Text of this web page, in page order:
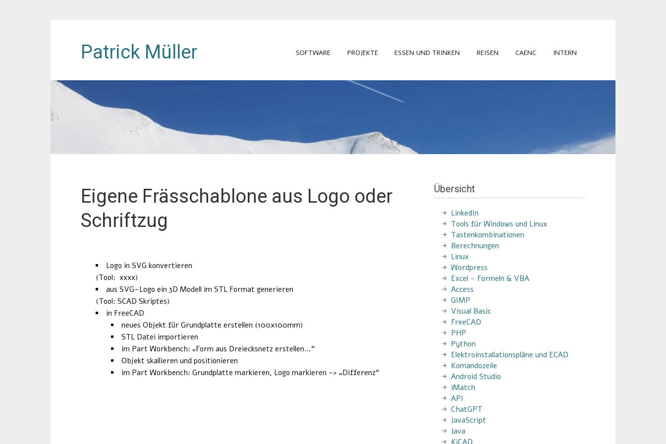
Patrick Müller SOFTWARE PROJEKTE ESSEN UND TRINKEN REISEN CAENC INTERN
Eigene Frässchablone aus Logo oder
Schriftzug
Logo in SVG konvertieren
(Tool: xxxx)
aus SVG-Logo ein 3D Modell im STL Format generieren
(Tool: SCAD Skriptes)
in FreeCAD
neues Objekt für Grundplatte erstellen (100x100mm)
STL Datei importieren
im Part Workbench: „Form aus Dreiecksnetz erstellen…“
Objekt skallieren und positionieren
im Part Workbench: Grundplatte markieren, Logo markieren –> „Differenz“
Übersicht
LinkedIn
Tools für Windows und Linux
Tastenkombinationen
Berechnungen
Linux
Wordpress
Excel - Formeln & VBA
Access
GIMP
Visual Basic
FreeCAD
PHP
Python
Elektroinstallationspläne und ECAD
Komandozeile
Android Studio
iMatch
API
ChatGPT
JavaScript
Java